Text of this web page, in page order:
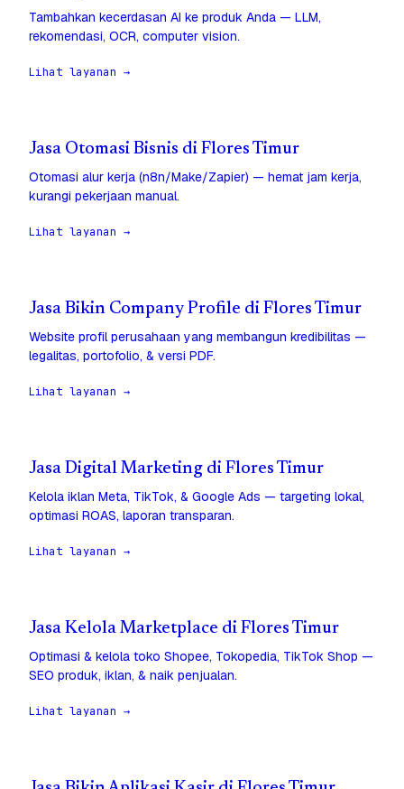
Tambahkan kecerdasan AI ke produk Anda — LLM,
rekomendasi, OCR, computer vision.
Lihat layanan →
Jasa Otomasi Bisnis di Flores Timur
Otomasi alur kerja (n8n/Make/Zapier) — hemat jam kerja,
kurangi pekerjaan manual.
Lihat layanan →
Jasa Bikin Company Profile di Flores Timur
Website profil perusahaan yang membangun kredibilitas —
legalitas, portofolio, & versi PDF.
Lihat layanan →
Jasa Digital Marketing di Flores Timur
Kelola iklan Meta, TikTok, & Google Ads — targeting lokal,
optimasi ROAS, laporan transparan.
Lihat layanan →
Jasa Kelola Marketplace di Flores Timur
Optimasi & kelola toko Shopee, Tokopedia, TikTok Shop —
SEO produk, iklan, & naik penjualan.
Lihat layanan →